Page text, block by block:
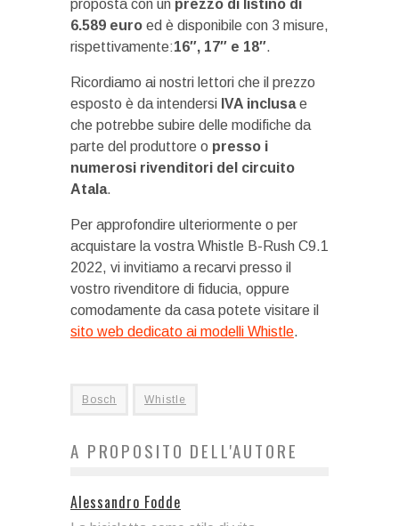
proposta con un prezzo di listino di
6.589 euro ed è disponibile con 3 misure,
rispettivamente:16″, 17″ e 18″.
Ricordiamo ai nostri lettori che il prezzo
esposto è da intendersi IVA inclusae
che potrebbe subire delle modifiche da
parte del produttore o presso i
numerosi rivenditori del circuito
Atala.
Per approfondire ulteriormente o per
acquistare la vostra Whistle B-Rush C9.1
2022, vi invitiamo a recarvi presso il
vostro rivenditore di fiducia, oppure
comodamente da casa potete visitare il
sito web dedicato ai modelli Whistle.
Bosch Whistle
A PROPOSITO DELL'AUTORE
Alessandro Fodde